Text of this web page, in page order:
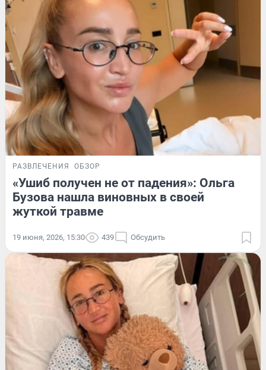
РАЗВЛЕЧЕНИЯ ОБЗОР
«Ушиб получен не от падения»: Ольга
Бузова нашла виновных в своей
жуткой травме
19 июня, 2026, 15:30 439 Обсудить